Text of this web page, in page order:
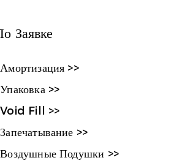
Заявке
Амортизация >>
Упаковка >>
Void Fill >>
Запечатывание >>
Воздушные Подушки >>